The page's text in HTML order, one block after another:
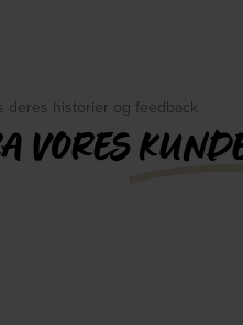
deres historier og feedback
VORES